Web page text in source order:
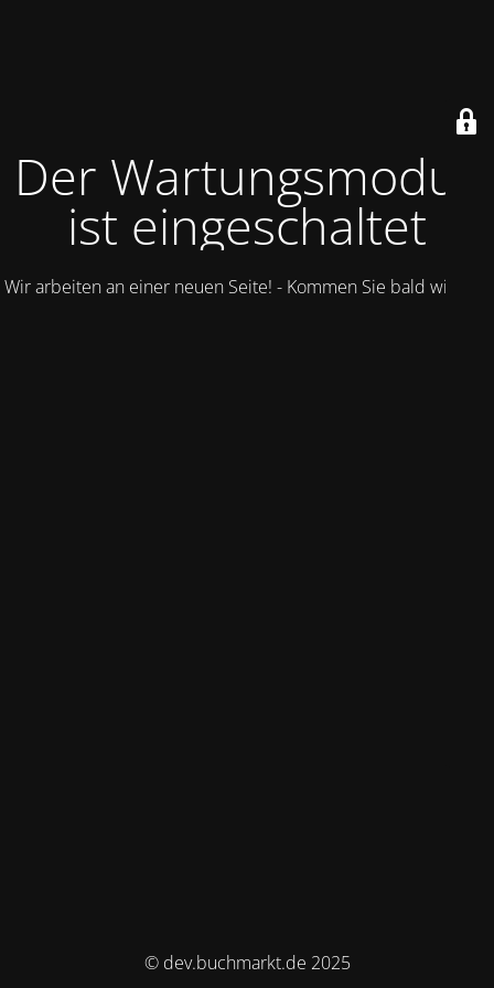
Der Wartungsmodus
ist eingeschaltet
Wir arbeiten an einer neuen Seite! - Kommen Sie bald wieder.
© dev.buchmarkt.de 2025